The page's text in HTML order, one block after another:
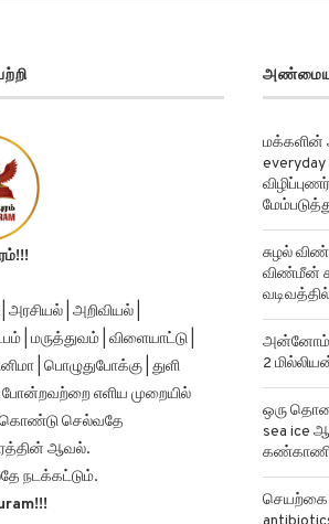
அரசியல் | அறிவியல் |
| மருத்துவம் | விளையாட்டு |
| பொழுதுபோக்கு | துளி
போன்றவற்றை எளிய முறையில்
கொண்டு செல்வதே
ஆவல்.
நடக்கட்டும்.
சுழல்
விண்மீன்
அன்னோம்
2
ஒரு
sea ice
செயற்கை